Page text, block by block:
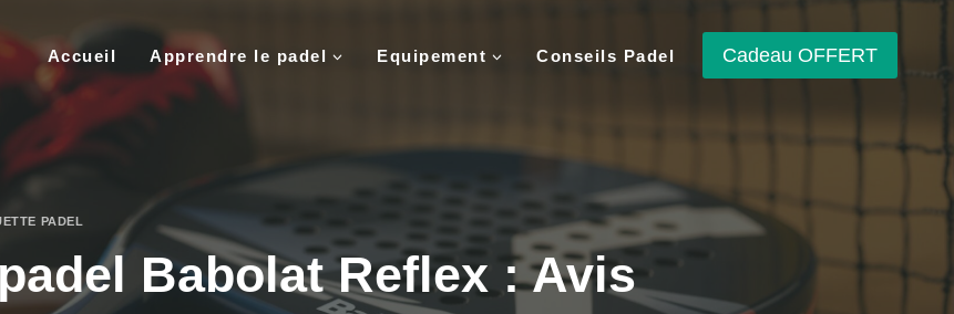
Accueil Apprendre le padel Equipement Conseils Padel Cadeau OFFERT
PADEL
Babolat Reflex : Avis